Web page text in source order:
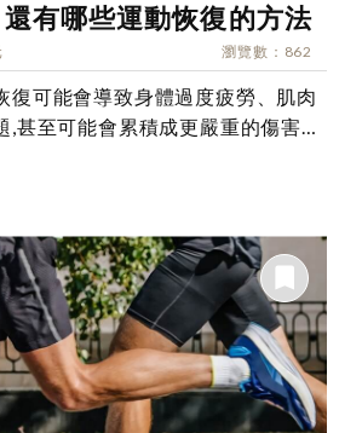
有哪些運動恢復的方法
瀏覽數 862
復可能會導致身體過度疲勞、肌肉
,甚至可能會累積成更嚴重的傷害和